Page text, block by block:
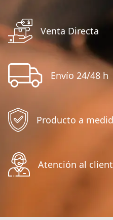
Venta Directa
Envío 24/48 h
Producto a
Atención al